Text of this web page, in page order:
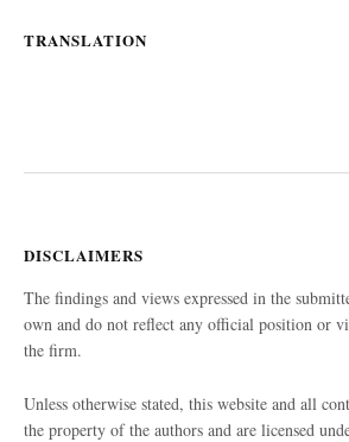
TRANSLATION
DISCLAIMERS
The findings and views expressed in the
own and do not reflect any official position or
the firm.
Unless otherwise stated, this website and all
the property of the authors and are licensed